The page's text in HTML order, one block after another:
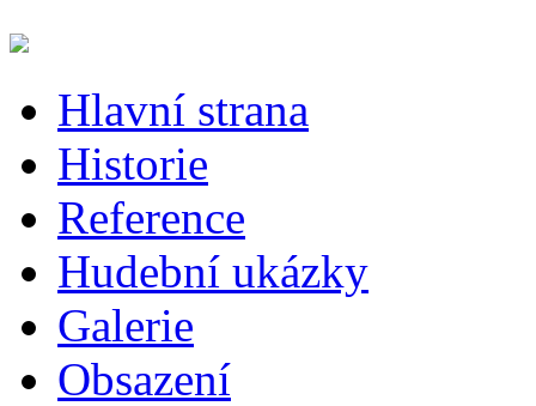
Hlavní strana
Historie
Reference
Hudební ukázky
Galerie
Obsazení